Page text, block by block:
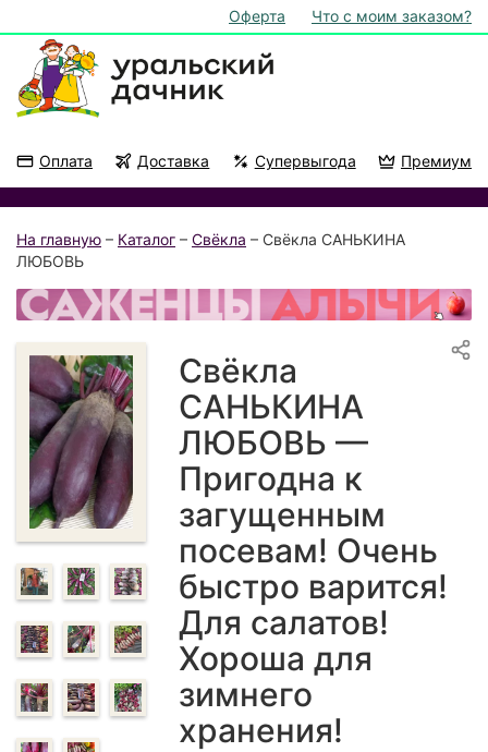
Оферта Что с моим заказом?
Оплата Доставка Супервыгода Премиум
На главную – Каталог – Свёкла – Свёкла САНЬКИНА
ЛЮБОВЬ
Свёкла
САНЬКИНА
ЛЮБОВЬ —
Пригодна к
загущенным
посевам! Очень
быстро варится!
Для салатов!
Хороша для
зимнего
хранения!